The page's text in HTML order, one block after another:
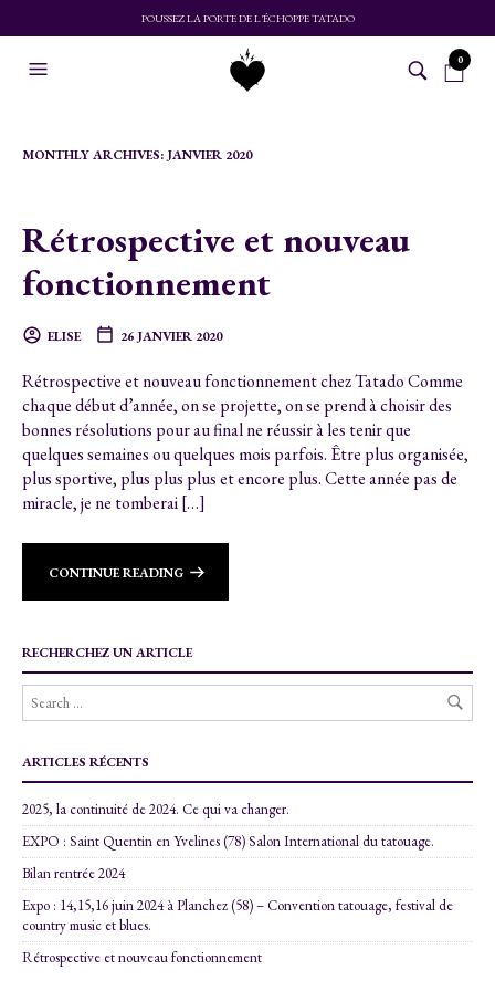
POUSSEZ LA PORTE DE L'ÉCHOPPE TATADO
0
MONTHLY ARCHIVES: JANVIER 2020
Rétrospective et nouveau
fonctionnement
ELISE 26 JANVIER 2020
Rétrospective et nouveau fonctionnement chez Tatado Comme
chaque début d’année, on se projette, on se prend à choisir des
bonnes résolutions pour au final ne réussir à les tenir que
quelques semaines ou quelques mois parfois. Être plus organisée,
plus sportive, plus plus plus et encore plus. Cette année pas de
miracle, je ne tomberai […]
CONTINUE READING
RECHERCHEZ UN ARTICLE
ARTICLES RÉCENTS
2025, la continuité de 2024. Ce qui va changer.
EXPO : Saint Quentin en Yvelines (78) Salon International du tatouage.
Bilan rentrée 2024
Expo : 14,15,16 juin 2024 à Planchez (58) – Convention tatouage, festival de
country music et blues.
Rétrospective et nouveau fonctionnement